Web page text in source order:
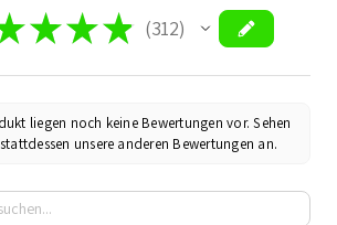
★★★ 312
312
liegen noch keine Bewertungen vor. Sehen
unsere anderen Bewertungen an.